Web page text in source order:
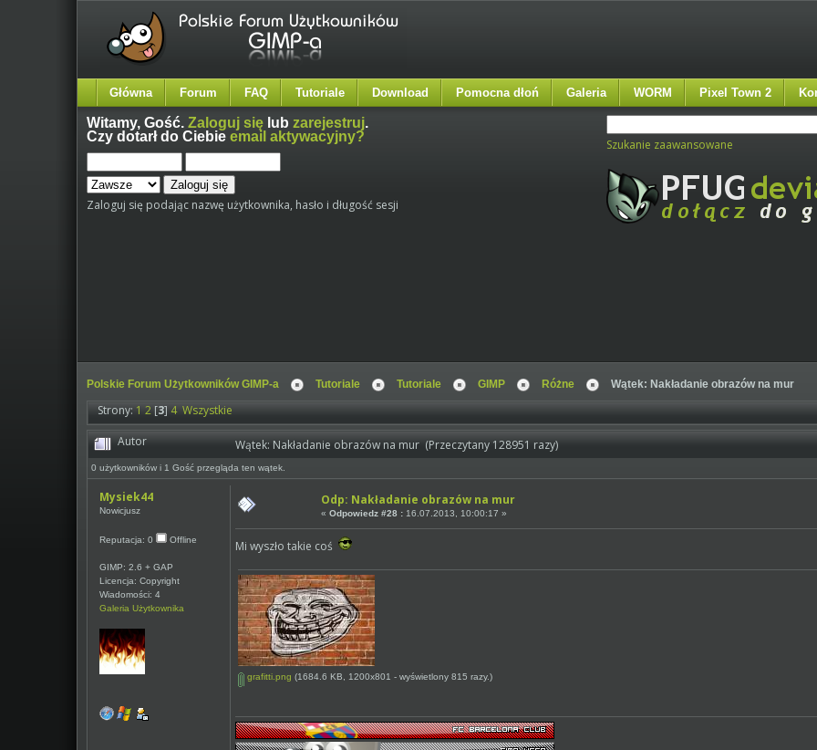
Główna Forum FAQ Tutoriale Download Pomocna dłoń Galeria WORM Pixel Town 2
Witamy,Gość.Zaloguj się lubzarejestruj.
Czy dotarł do Ciebieemail aktywacyjny?
Zaloguj się podając nazwę użytkownika, hasło i długość sesji
Szukanie zaawansowane
Polskie Forum Użytkowników GIMP-a Tutoriale Tutoriale GIMP Różne Wątek: Nakładanie obrazów na mur
Strony:12[3]4 Wszystkie
Autor
Wątek: Nakładanie obrazów na mur (Przeczytany 128951 razy)
0 użytkowników i 1 Gość przegląda ten wątek.
Mysiek44
Nowicjusz
Reputacja: 0 Offline
GIMP: 2.6 + GAP
Licencja: Copyright
Wiadomości: 4
Galeria Użytkownika
Odp: Nakładanie obrazów na mur
« Odpowiedz #28 :16.07.2013, 10:00:17 »
Mi wyszło takie coś
grafitti.png (1684.6 KB, 1200x801 - wyświetlony 815 razy.)